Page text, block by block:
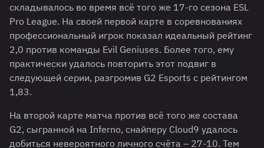
складывалось во время всё того же 17-го сезона ESL
Pro League. На своей первой карте в соревнованиях
профессиональный игрок показал идеальный рейтинг
2,0 против команды Evil Geniuses. Более того, ему
практически удалось повторить этот подвиг в
следующей серии, разгромив G2 Esports с рейтингом
1,83.
На второй карте матча против всё того же состава
G2, сыгранной на Inferno, снайперу Cloud9 удалось
добиться невероятного личного счёта – 27-10. Тем